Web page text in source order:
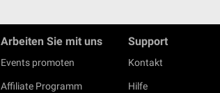
Arbeiten Sie mit uns
Events promoten
Affiliate Programm
Support
Kontakt
Hilfe